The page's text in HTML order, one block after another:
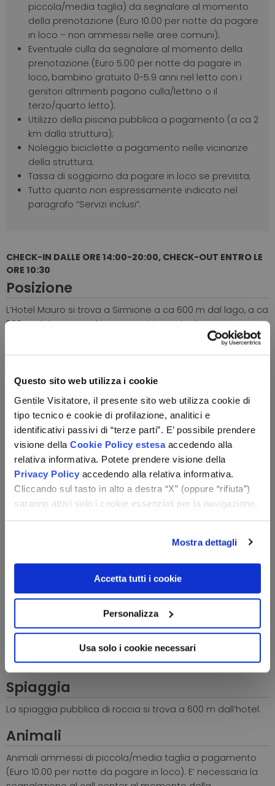
Questo sito web utilizza i cookie
Gentile Visitatore, il presente sito web utilizza cookie di
tipo tecnico e cookie di profilazione, analitici e
identificativi passivi di “terze parti”. E’ possibile prendere
visione della Cookie Policy estesaaccedendo alla
relativa informativa. Potete prendere visione della
Privacy Policy accedendo alla relativa informativa.
Cliccando sul tasto in alto a destra “X” (oppure “rifiuta”)
saranno attivi solo i cookie essenziali per la navigazione.
Mostra dettagli
Accetta tutti i cookie
Personalizza
Usa solo i cookie necessari
piccola/media taglia) da segnalare al momento
della prenotazione (Euro 10.00 per notte da pagare
in loco – non ammessi nelle aree comuni);
Eventuale culla da segnalare al momento della
prenotazione (Euro 5.00 per notte da pagare in
loco, bambino gratuito 0-5.9 anni nel letto con i
genitori altrimenti pagano culla/lettino o il
terzo/quarto letto);
Utilizzo della piscina pubblica a pagamento (a ca 2
km dalla struttura);
Noleggio biciclette a pagamento nelle vicinanze
della struttura;
Tassa di soggiorno da pagare in loco se prevista;
Tutto quanto non espressamente indicato nel
paragrafo “Servizi inclusi”.
CHECK-IN DALLE ORE 14:00-20:00, CHECK-OUT ENTRO LE
ORE 10:30
Posizione
L’Hotel Mauro si trova a Sirmione a ca 600 m dal lago, a ca
300 m dal centro ed in una posizione ideale per
raggiungere città di interesse culturale. Il Lago di Garda
congiunge tre regioni, la Lombardia, il Veneto e il Trentino
Sirmione è situato nella parte meridionale del lago.
L'unico accesso al suo centro storico è il suggestivo
ponte levatoio del Castello Scaligero, che è uno dei rari
esempi di fortificazione lacustre. Sirmione è un piccolo
gioiello proteso sul Lago di Garda, grazie alla natura
irregolare delle sue stradine strette e agli edifici antichi,
come le Grotte di Catullo, imponente testimonianza di
epoca romana.
Dotazioni della struttura
ascensore, bar, giardino, terrazza, deposito bagagli,
Camere
Le camere sono dotate di servizi privati, asciugacapelli,
aria condizionata, telefono, TV satellitare, radio, cassaforte,
collegamento internet Wi-Fi.
Le camere multiple sono dotate di letti a castello.
Spiaggia
La spiaggia pubblica di roccia si trova a 600 m dall’hotel.
Animali
Animali ammessi di piccola/media taglia a pagamento
(Euro 10.00 per notte da pagare in loco). E’ necessaria la